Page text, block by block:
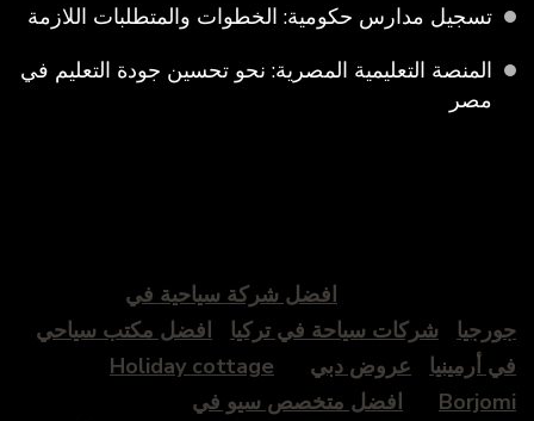
تسجيل مدارس حكومية: الخطوات والمتطلبات اللازمة
المنصة التعليمية المصرية: نحو تحسين جودة التعليم في
مصر
افضل شركة سياحية في
جورجيا
شركات سياحة في تركيا
افضل مكتب سياحي
في أرمينيا
عروض دبي
Holiday cottage
Borjomi
افضل متخصص سيو في